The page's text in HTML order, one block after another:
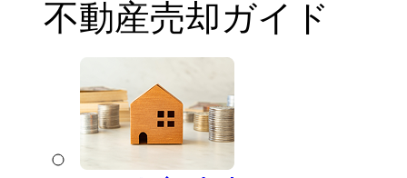
不動産売却ガイド